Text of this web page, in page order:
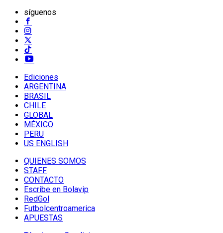
síguenos
Ediciones
ARGENTINA
BRASIL
CHILE
GLOBAL
MÉXICO
PERU
US ENGLISH
QUIENES SOMOS
STAFF
CONTACTO
Escribe en Bolavip
RedGol
Futbolcentroamerica
APUESTAS